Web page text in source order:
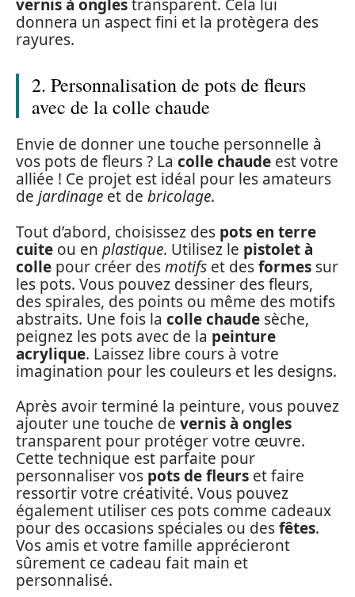
vernis à onglestransparent. Cela lui
donnera un aspect fini et la protègera des
rayures.
2. Personnalisation de pots de fleurs
avec de la colle chaude
Envie de donner une touche personnelle à
vos pots de fleurs ? La colle chaude est votre
alliée ! Ce projet est idéal pour les amateurs
de jardinage et de bricolage.
Tout d’abord, choisissez des pots en terre
cuite ou en plastique. Utilisez le pistolet à
colle pour créer desmotifs et desformes sur
les pots. Vous pouvez dessiner des fleurs,
des spirales, des points ou même des motifs
abstraits. Une fois la colle chaude sèche,
peignez les pots avec de la peinture
acrylique. Laissez libre cours à votre
imagination pour les couleurs et les designs.
Après avoir terminé la peinture, vous pouvez
ajouter une touche de vernis à ongles
transparent pour protéger votre œuvre.
Cette technique est parfaite pour
personnaliser vos pots de fleurs et faire
ressortir votre créativité. Vous pouvez
également utiliser ces pots comme cadeaux
pour des occasions spéciales ou desfêtes.
Vos amis et votre famille apprécieront
sûrement ce cadeau fait main et
personnalisé.